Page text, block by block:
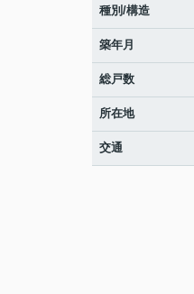
種別/構造
築年月
総戸数
所在地
交通